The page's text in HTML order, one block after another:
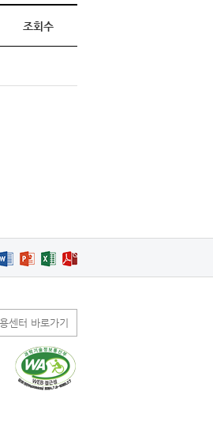
조회수
센터 바로가기